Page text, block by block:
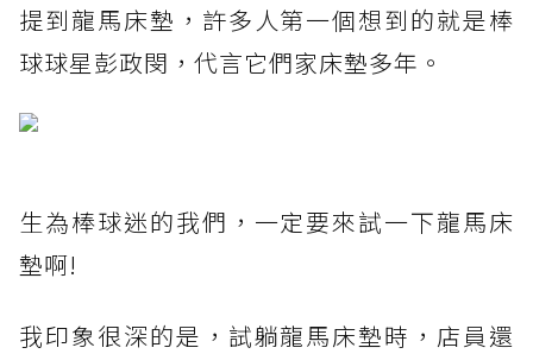
提到龍馬床墊，許多人第一個想到的就是棒
球球星彭政閔，代言它們家床墊多年。
生為棒球迷的我們，一定要來試一下龍馬床
墊啊!
我印象很深的是，試躺龍馬床墊時，店員還